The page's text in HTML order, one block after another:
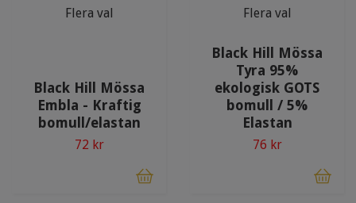
Flera val
Black Hill Mössa
Embla - Kraftig
bomull/elastan
72 kr
Flera val
Black Hill Mössa
Tyra 95%
ekologisk GOTS
bomull / 5%
Elastan
76 kr